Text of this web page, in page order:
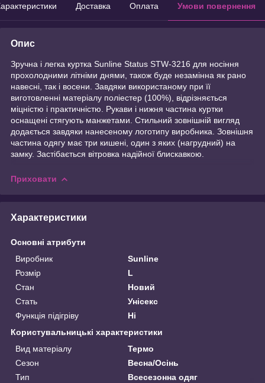
Доставка Оплата Умови повернення
Опис
Зручна і легка куртка Sunline Status STW-3216 для носіння
прохолодними літніми днями, також буде незамінна як рано
навесні, так і восени. Завдяки використаному при її
виготовленні матеріалу поліестер (100%), відрізняється
міцністю і практичністю. Рукави і нижня частина куртки
оснащені стягують манжетами. Стильний зовнішній вигляд
додається завдяки нанесеному логотипу виробника. Зовнішня
частина одягу має три кишені, один з яких (нагрудний) на
замку. Застібається вітровка надійної блискавкою.
Приховати
Характеристики
Основні атрибути
Виробник
Sunline
Розмір
L
Стан
Новий
Стать
Унісекс
Функція підігріву
Ні
Користувальницькі характеристики
Вид матеріалу
Термо
Сезон
Весна/Осінь
Тип
Всесезонна одяг